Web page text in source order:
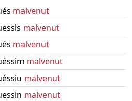
malvenut
malvenut
malvenut
malvenut
malvenut
malvenut